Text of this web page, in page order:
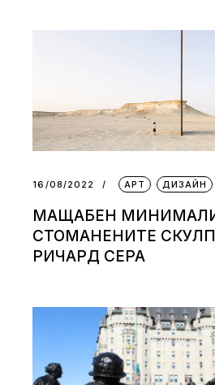
16/08/2022 АРТ ДИЗАЙН
МАЩАБЕН
СТОМАНЕНИТЕ
РИЧАРД СЕРА